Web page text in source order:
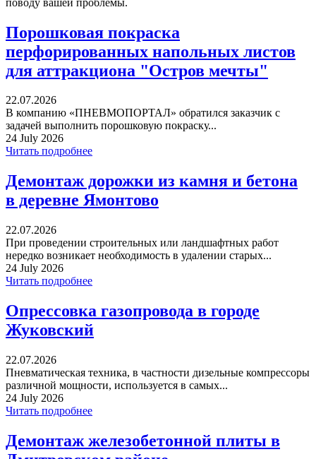
Порошковая покраска
перфорированных напольных листов
для аттракциона "Остров мечты"
22.07.2026
В компанию «ПНЕВМОПОРТАЛ» обратился заказчик с
задачей выполнить порошковую покраску...
24 July 2026
Читать подробнее
Демонтаж дорожки из камня и бетона
в деревне Ямонтово
22.07.2026
При проведении строительных или ландшафтных работ
нередко возникает необходимость в удалении старых...
24 July 2026
Читать подробнее
Опрессовка газопровода в городе
Жуковский
22.07.2026
Пневматическая техника, в частности дизельные компрессоры
различной мощности, используется в самых...
24 July 2026
Читать подробнее
Демонтаж железобетонной плиты в